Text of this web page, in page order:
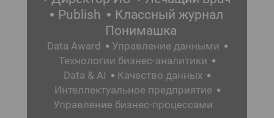
Publish
Классный журнал
Понимашка
Data Award
Управление данными
Технологии бизнес-аналитики
Data & AI
Качество данных
Интеллектуальное предприятие
Управление бизнес-процессами